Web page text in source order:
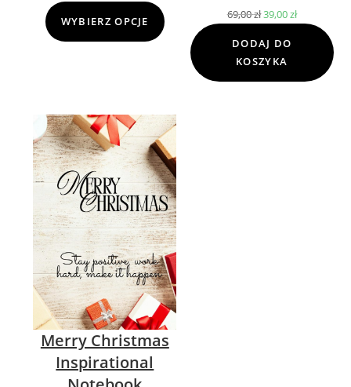
WYBIERZ OPCJE 69,00złPierwotna
wynosiła:
39,00złAktualna
cena
wynosi:
39,00 zł.
DODAJ DO
KOSZYKA
Merry Christmas
Inspirational